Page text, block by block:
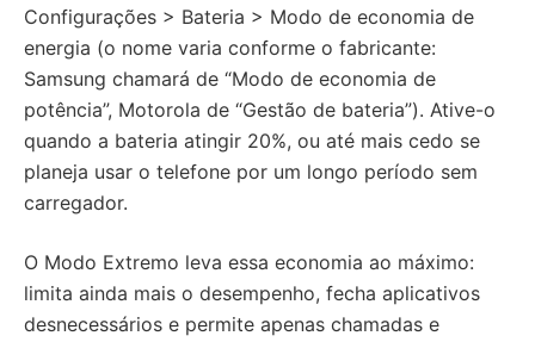
Configurações > Bateria > Modo de economia de
energia (o nome varia conforme o fabricante:
Samsung chamará de “Modo de economia de
potência”, Motorola de “Gestão de bateria”). Ative-o
quando a bateria atingir 20%, ou até mais cedo se
planeja usar o telefone por um longo período sem
carregador.
O Modo Extremo leva essa economia ao máximo:
limita ainda mais o desempenho, fecha aplicativos
desnecessários e permite apenas chamadas e